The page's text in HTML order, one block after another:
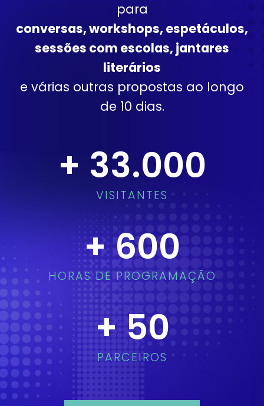
para
conversas, workshops, espetáculos,
sessões com escolas, jantares
literários
e várias outras propostas ao longo
de 10 dias.
+ 33.000
VISITANTES
+600
HORAS DE PROGRAMAÇÃO
+50
PARCEIROS